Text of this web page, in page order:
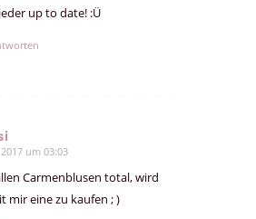
up to date! :Ü
um 03:03
Carmenblusen total, wird
mir eine zu kaufen ; )